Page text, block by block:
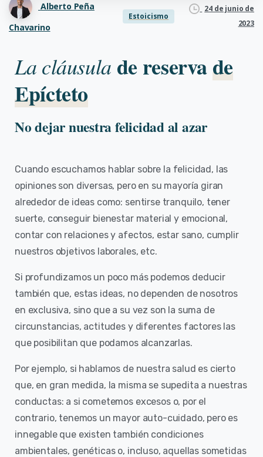
Alberto Peña
Chavarino
Estoicismo
24 de junio de
2023
La cláusula de reservade
Epícteto
No dejar nuestra felicidad al azar
Cuando escuchamos hablar sobre la felicidad, las
opiniones son diversas, pero en su mayoría giran
alrededor de ideas como: sentirse tranquilo, tener
suerte, conseguir bienestar material y emocional,
contar con relaciones y afectos, estar sano, cumplir
nuestros objetivos laborales, etc.
Si profundizamos un poco más podemos deducir
también que, estas ideas, no dependen de nosotros
en exclusiva, sino que a su vez son la suma de
circunstancias, actitudes y diferentes factores las
que posibilitan que podamos alcanzarlas.
Por ejemplo, si hablamos de nuestra salud es cierto
que, en gran medida, la misma se supedita a nuestras
conductas: a si cometemos excesos o, por el
contrario, tenemos un mayor auto-cuidado, pero es
innegable que existen también condiciones
ambientales, genéticas o, incluso, aquellas sometidas